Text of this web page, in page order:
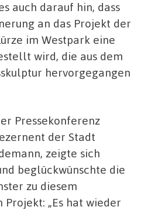
auch darauf hin, dass
an das Projekt der
im Westpark eine
wird, die aus dem
hervorgegangen
Pressekonferenz
der Stadt
zeigte sich
beglückwünschte die
zu diesem
„Es hat wieder